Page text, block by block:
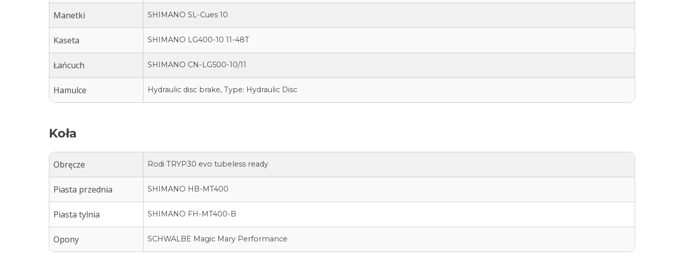
Manetki SHIMANO SL-Cues 10
Kaseta SHIMANO LG400-10 11-48T
Łańcuch SHIMANO CN-LG500-10/11
Hamulce Hydraulic disc brake, Type: Hydraulic Disc
Koła
Obręcze Rodi TRYP30 evo tubeless ready
Piasta przednia SHIMANO HB-MT400
Piasta tylnia SHIMANO FH-MT400-B
Opony SCHWALBE Magic Mary Performance